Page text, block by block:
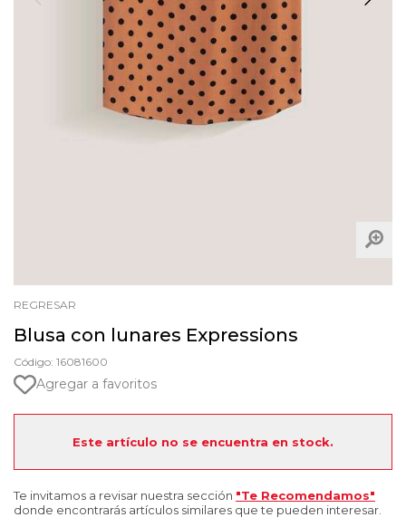
REGRESAR
Blusa con lunares Expressions
Código: 16081600
Agregar a favoritos
Este artículo no se encuentra en stock.
Te invitamos a revisar nuestra sección "Te Recomendamos"
donde encontrarás artículos similares que te pueden interesar.